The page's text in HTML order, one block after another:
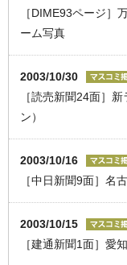
［DIME93ページ］
ーム写真
2003/10/30
［読売新聞24面］
ン）
2003/10/16
［中日新聞9面］名
2003/10/15
［建通新聞1面］愛